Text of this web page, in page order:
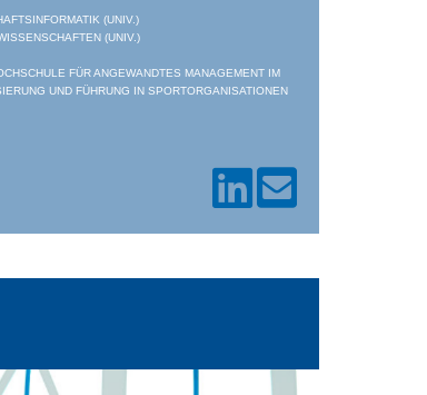
(UNIV.)
(UNIV.)
FÜR ANGEWANDTES MANAGEMENT IM
UND FÜHRUNG IN SPORTORGANISATIONEN